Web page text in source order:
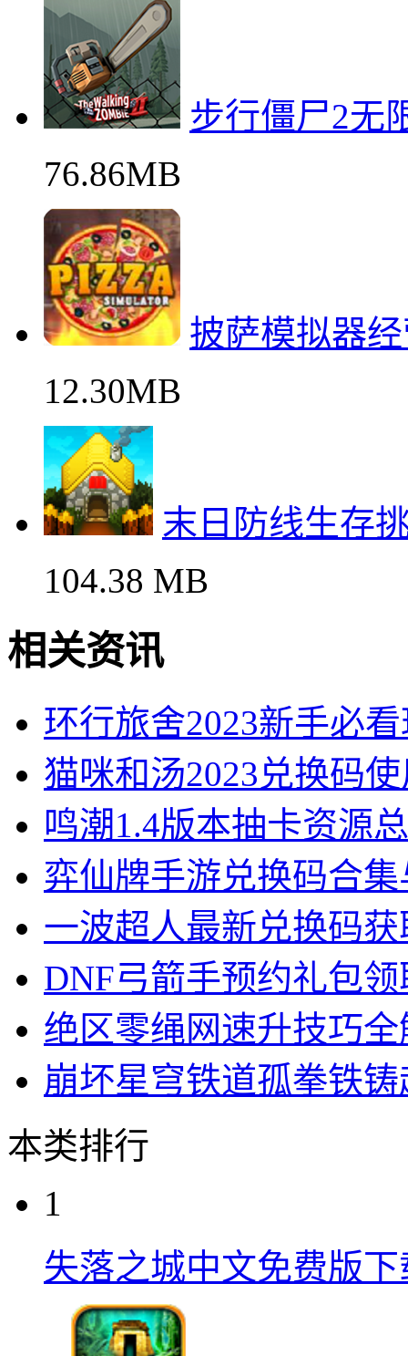
步行僵尸2无
76.86MB
披萨模拟器
12.30MB
末日防线生存
104.38 MB
相关资讯
环行旅舍2023新手必
猫咪和汤2023兑换码
鸣潮1.4版本抽卡资源
弈仙牌手游兑换码合
一波超人最新兑换码
DNF弓箭手预约礼包
绝区零绳网速升技巧全
崩坏星穹铁道孤拳铁
本类排行
1
失落之城中文免费版下